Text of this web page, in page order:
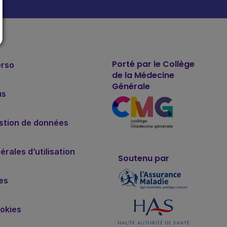
de données
d’utilisation
Porté par le Collège
de la Médecine
Générale
Soutenu par